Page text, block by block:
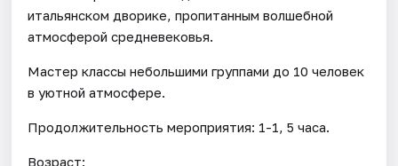
итальянском дворике, пропитанным волшебной
атмосферой средневековья.
Мастер классы небольшими группами до 10 человек
в уютной атмосфере.
Продолжительность мероприятия: 1-1, 5 часа.
Возраст: